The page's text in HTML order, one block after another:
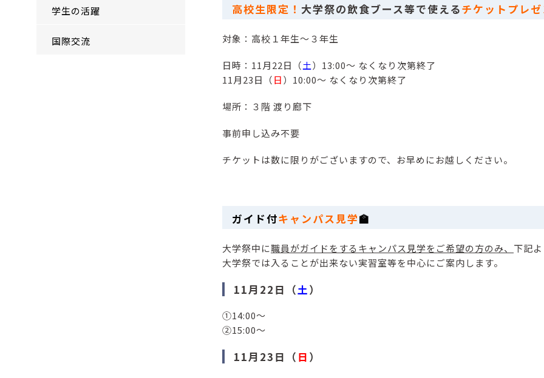
学生の活躍
国際交流
高校生限定！ 大学祭の飲食ブース等で使えるチケットプレ
対象：高校１年生～３年生
日時：11月22日（土）13:00～ なくなり次第終了
11月23日（日）10:00～ なくなり次第終了
場所：３階 渡り廊下
事前申し込み不要
チケットは数に限りがございますので、お早めにお越しください。
ガイド付キャンパス見学🏫
大学祭中に職員がガイドをするキャンパス見学をご希望の方のみ、 下記
大学祭では入ることが出来ない実習室等を中心にご案内します。
11月22日（土）
①14:00～
②15:00～
11月23日（ 日 ）